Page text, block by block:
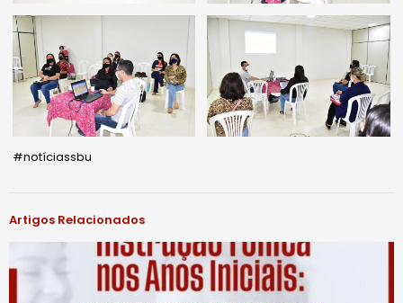
#notíciassbu
Artigos Relacionados